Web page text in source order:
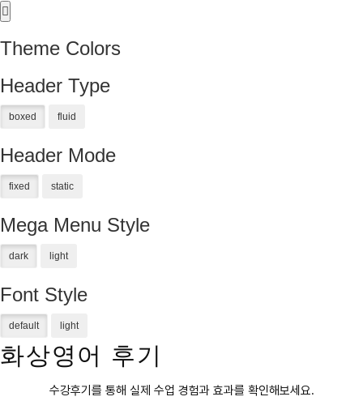
Theme Colors
Header Type
Header Mode
Mega Menu Style
Font Style
화상영어 후기
수강후기를 통해 실제 수업 경험과 효과를 확인해보세요.